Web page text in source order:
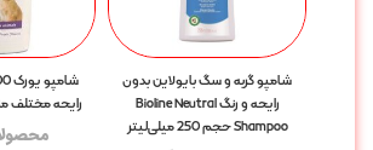
شامپو گربه و سگ بایولاین بدون
رایحه و رنگ Bioline Neutral
Shampoo حجم 250 میلی‌لیتر
رایحه مختلف